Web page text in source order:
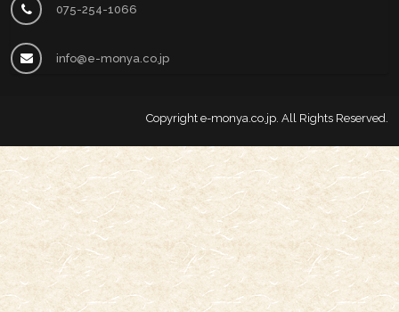
075-254-1066
info@e-monya.co.jp
Copyright e-monya.co.jp. All Rights Reserved.